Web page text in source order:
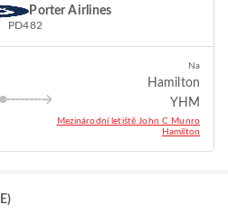
Porter Airlines
PD482
Na
Hamilton
YHM
Mezinárodní letiště John C Munro
Hamilton